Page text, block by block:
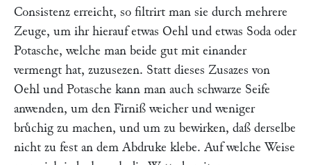
Consistenz erreicht, so filtrirt man sie durch mehrere
Zeuge, um ihr hierauf etwas Oehl und etwas Soda oder
Potasche, welche man beide gut mit einander
vermengt hat, zuzusezen. Statt dieses Zusazes von
Oehl und Potasche kann man auch schwarze Seife
anwenden, um den Firniß weicher und weniger
bruͤchig zu machen, und um zu bewirken, daß derselbe
nicht zu fest an dem Abdruke klebe. Auf welche Weise